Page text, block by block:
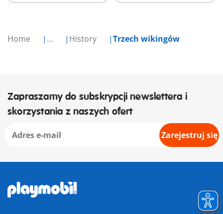
Home ... History Trzech wikingów
Zapraszamy do subskrypcji newslettera i
skorzystania z naszych ofert
Zarejestruj się